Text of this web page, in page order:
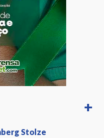
+
Stolze